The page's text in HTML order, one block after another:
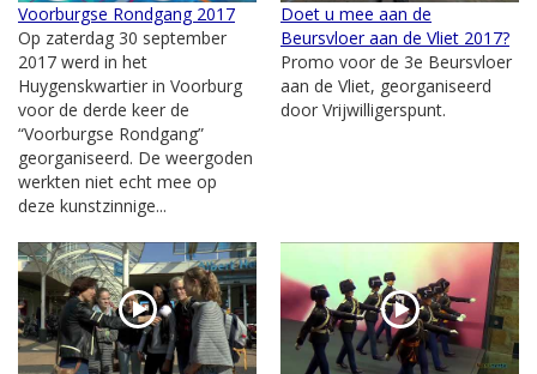
Voorburgse Rondgang 2017
Op zaterdag 30 september
2017 werd in het
Huygenskwartier in Voorburg
voor de derde keer de
“Voorburgse Rondgang”
georganiseerd. De weergoden
werkten niet echt mee op
deze kunstzinnige...
Doet u mee aan de
Beursvloer aan de Vliet 2017?
Promo voor de 3e Beursvloer
aan de Vliet, georganiseerd
door Vrijwilligerspunt.